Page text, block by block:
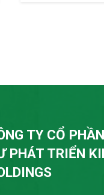
TY CỔ
PHÁT TRIỂN